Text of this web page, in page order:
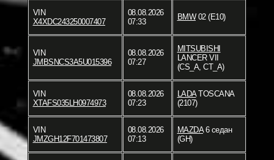
VIN
X4XDC243250007407
08.08.2026
07:33
BMW02 (E10)
VIN
JMBSNCS3A5U015396
08.08.2026
07:27
MITSUBISHI
LANCER VII
(CS_A, CT_A)
VIN
XTAFS035LH0974973
08.08.2026
07:23
LADATOSCANA
(2107)
VIN
JMZGH12F701473807
08.08.2026
07:13
MAZDA6 седан
(GH)